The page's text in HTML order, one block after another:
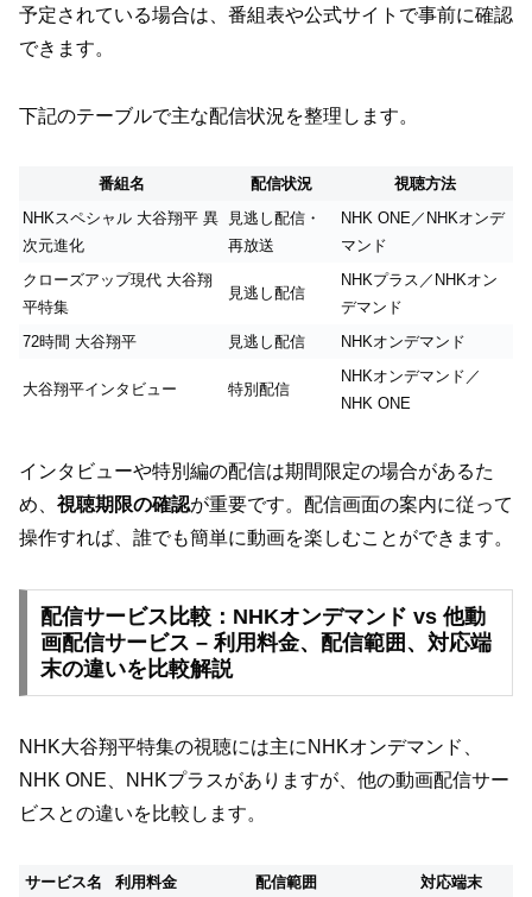
予定されている場合は、番組表や公式サイトで事前に確認
できます。
下記のテーブルで主な配信状況を整理します。
番組名 配信状況
視聴方法
NHKスペシャル 大谷翔平 異
次元進化
見逃し配信・
再放送
NHK ONE／NHKオンデ
マンド
クローズアップ現代 大谷翔
平特集
見逃し配信
NHKプラス／NHKオン
デマンド
72時間 大谷翔平
見逃し配信 NHKオンデマンド
大谷翔平インタビュー 特別配信
NHKオンデマンド／
NHK ONE
インタビューや特別編の配信は期間限定の場合があるた
め、 視聴期限の確認が重要です。配信画面の案内に従って
操作すれば、誰でも簡単に動画を楽しむことができます。
配信サービス比較：NHKオンデマンド vs 他動
画配信サービス – 利用料金、配信範囲、対応端
末の違いを比較解説
NHK大谷翔平特集の視聴には主にNHKオンデマンド、
NHK ONE、NHKプラスがありますが、他の動画配信サー
ビスとの違いを比較します。
サービス名 利用料金 配信範囲
対応端末